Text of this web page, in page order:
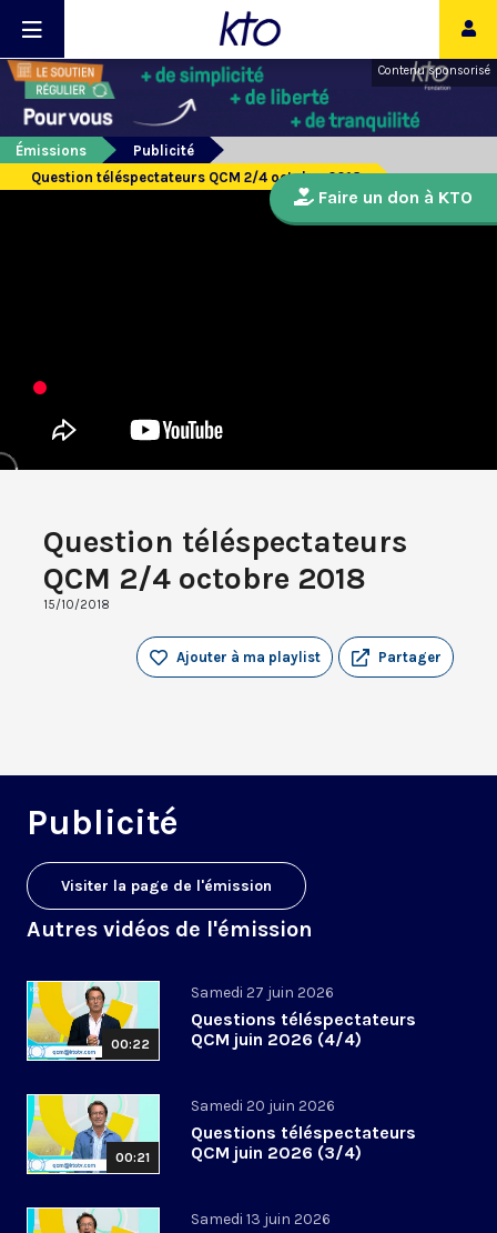
Contenu sponsorisé
Émissions
Publicité
Question téléspectateurs QCM 2/4 octobre 2018
Question téléspectateurs
QCM 2/4 octobre 2018
15/10/2018
Partager
Ajouter à ma playlist
Publicité
Visiter la page de l'émission
Autres vidéos de l'émission
00:22
Samedi 27 juin 2026
Questions téléspectateurs
QCM juin 2026 (4/4)
00:21
Samedi 20 juin 2026
Questions téléspectateurs
QCM juin 2026 (3/4)
Samedi 13 juin 2026
Faire un don à KTO